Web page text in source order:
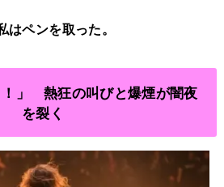
ペンを取った。
！」 熱狂の叫びと爆煙が闇夜
を裂く